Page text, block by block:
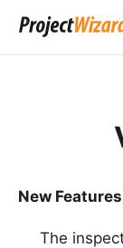
New Features
The